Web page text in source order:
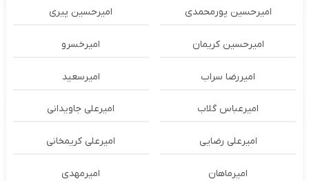
امیرحسین پورمحمدی امیرحسین پیری
امیرحسین کریمان امیرخسرو
امیررضا سراب امیرسعید
امیرعباس گلاب امیرعلی جاویدانی
امیرعلی رضایی امیرعلی کریمخانی
امیرماهان امیرمهدی